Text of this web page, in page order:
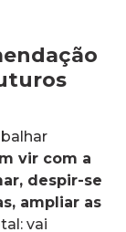
vir com a
despir-se
ampliar as
vai